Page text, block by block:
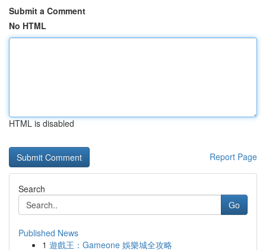
Submit a Comment
No HTML
HTML is disabled
Report Page
Search
Go
Published News
1 遊戲王：Gameone 娛樂城全攻略